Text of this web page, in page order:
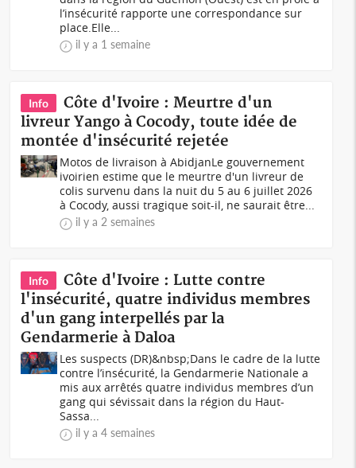
l’insécurité rapporte une correspondance sur
place.Elle...
il y a 1 semaine
Info
Côte d'Ivoire : Meurtre d'un
livreur Yango à Cocody, toute idée de
montée d'insécurité rejetée
Motos de livraison à AbidjanLe gouvernement
ivoirien estime que le meurtre d'un livreur de
colis survenu dans la nuit du 5 au 6 juillet 2026
à Cocody, aussi tragique soit-il, ne saurait être...
il y a 2 semaines
Info
Côte d'Ivoire : Lutte contre
l'insécurité, quatre individus membres
d'un gang interpellés par la
Gendarmerie à Daloa
Les suspects (DR)&nbsp;Dans le cadre de la lutte
contre l’insécurité, la Gendarmerie Nationale a
mis aux arrêtés quatre individus membres d’un
gang qui sévissait dans la région du Haut-
Sassa...
il y a 4 semaines